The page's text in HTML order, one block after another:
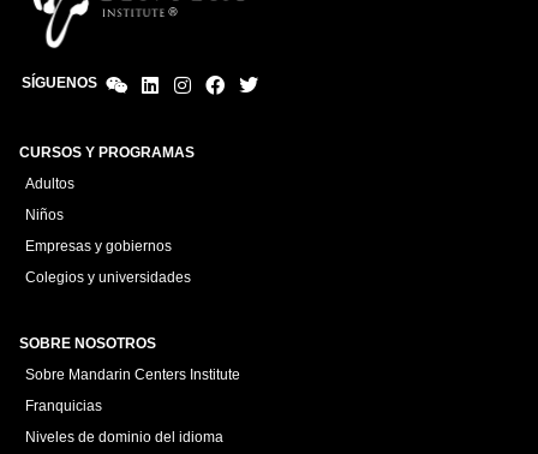
SÍGUENOS
CURSOS Y PROGRAMAS
Adultos
Niños
Empresas y gobiernos
Colegios y universidades
SOBRE NOSOTROS
Sobre Mandarin Centers Institute
Franquicias
Niveles de dominio del idioma